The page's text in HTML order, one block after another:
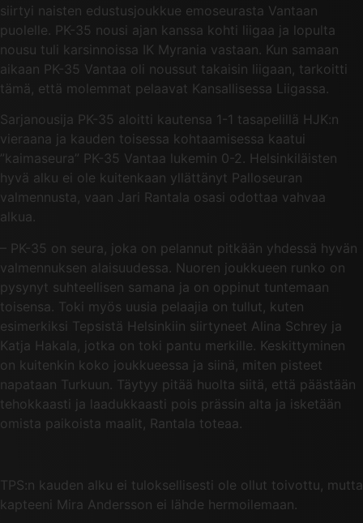
siirtyi naisten edustusjoukkue emoseurasta Vantaan
puolelle. PK-35 nousi ajan kanssa kohti liigaa ja lopulta
nousu tuli karsinnoissa IK Myrania vastaan. Kun samaan
aikaan PK-35 Vantaa oli noussut takaisin liigaan, tarkoitti
tämä, että molemmat pelaavat Kansallisessa Liigassa.
Sarjanousija PK-35 aloitti kautensa 1-1 tasapelillä HJK:n
vieraana ja kauden toisessa kohtaamisessa kaatui
”kaimaseura” PK-35 Vantaa lukemin 0-2. Helsinkiläisten
hyvä alku ei ole kuitenkaan yllättänyt Palloseuran
valmennusta, vaan Jari Rantala osasi odottaa vahvaa
alkua.
– PK-35 on seura, joka on pelannut pitkään yhdessä hyvän
valmennuksen alaisuudessa. Nuoren joukkueen runko on
pysynyt suhteellisen samana ja on oppinut tuntemaan
toisensa. Toki myös uusia pelaajia on tullut, kuten
esimerkiksi Tepsistä Helsinkiin siirtyneet Alina Schrey ja
Katja Hakala, jotka on toki pantu merkille. Keskittyminen
on kuitenkin koko joukkueessa ja siinä, miten pisteet
napataan Turkuun. Täytyy pitää huolta siitä, että päästään
tehokkaasti ja laadukkaasti pois prässin alta ja isketään
omista paikoista maalit, Rantala toteaa.
TPS:n kauden alku ei tuloksellisesti ole ollut toivottu, mutta
kapteeni Mira Andersson ei lähde hermoilemaan.